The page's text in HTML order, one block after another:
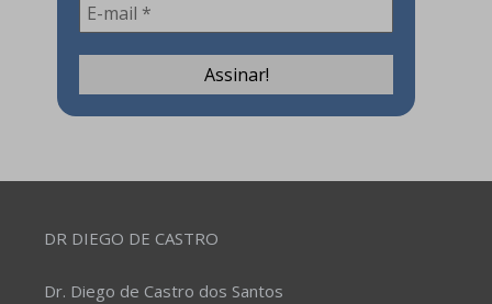
DR DIEGO DE CASTRO
Dr. Diego de Castro dos Santos